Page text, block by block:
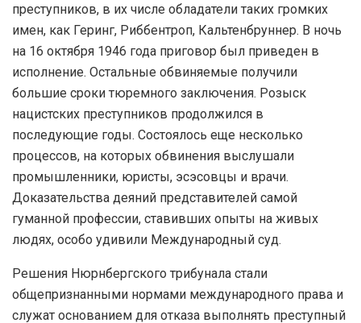
преступников, в их числе обладатели таких громких
имен, как Геринг, Риббентроп, Кальтенбруннер. В ночь
на 16 октября 1946 года приговор был приведен в
исполнение. Остальные обвиняемые получили
большие сроки тюремного заключения. Розыск
нацистских преступников продолжился в
последующие годы. Состоялось еще несколько
процессов, на которых обвинения выслушали
промышленники, юристы, эсэсовцы и врачи.
Доказательства деяний представителей самой
гуманной профессии, ставивших опыты на живых
людях, особо удивили Международный суд.
Решения Нюрнбергского трибунала стали
общепризнанными нормами международного права и
служат основанием для отказа выполнять преступный